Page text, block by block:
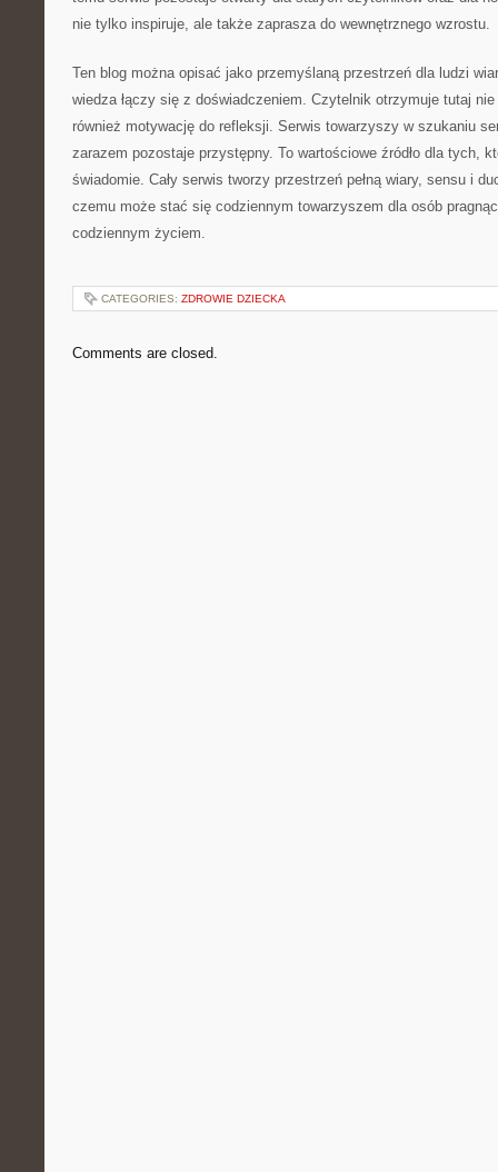
nie tylko inspiruje, ale także zaprasza do wewnętrznego wzrostu.
Ten blog można opisać jako przemyślaną przestrzeń dla ludzi
wiedza łączy się z doświadczeniem. Czytelnik otrzymuje tutaj
również motywację do refleksji. Serwis towarzyszy w szukaniu
zarazem pozostaje przystępny. To wartościowe źródło dla tych,
świadomie. Cały serwis tworzy przestrzeń pełną wiary, sensu i
czemu może stać się codziennym towarzyszem dla osób
codziennym życiem.
CATEGORIES: ZDROWIE DZIECKA
Comments are closed.